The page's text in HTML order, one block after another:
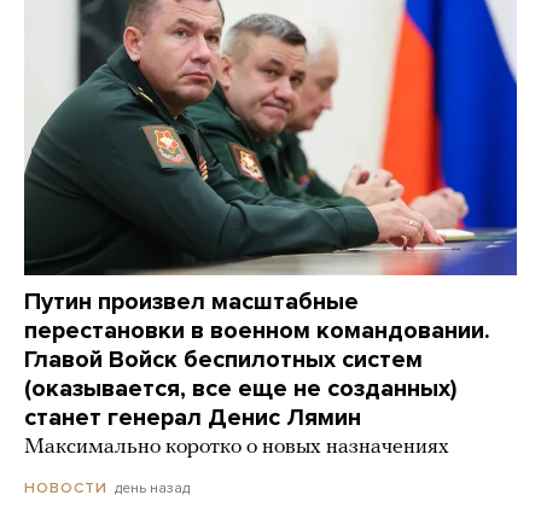
Путин произвел масштабные
перестановки в военном командовании.
Главой Войск беспилотных систем
(оказывается, все еще не созданных)
станет генерал Денис Лямин
Максимально коротко о новых назначениях
НОВОСТИ день назад